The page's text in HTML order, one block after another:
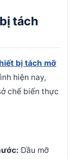
tách
bị tách mỡ
hiện nay,
chế biến thực
Dầu mỡ